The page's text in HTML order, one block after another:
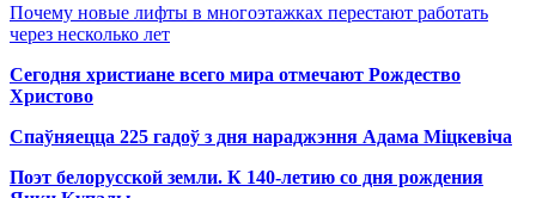
Почему новые лифты в многоэтажках перестают работать
через несколько лет
Сегодня христиане всего мира отмечают Рождество
Христово
Спаўняецца 225 гадоў з дня нараджэння Адама Міцкевіча
Поэт белорусской земли. К 140-летию со дня рождения